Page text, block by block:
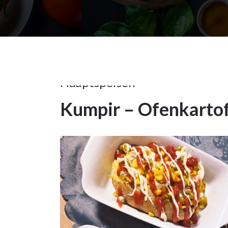
17
DEZ. 2023
17Dez.
Hauptspeisen
Kumpir –